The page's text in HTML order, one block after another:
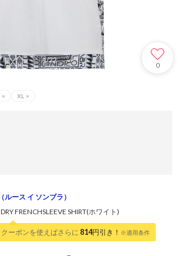
1/22
0
× XL ×
（ルース イ ソンブラ）
FRENCHSLEEVE SHIRT(ホワイト)
クーポンを使えばさらに 814円引き！ ※適用条件